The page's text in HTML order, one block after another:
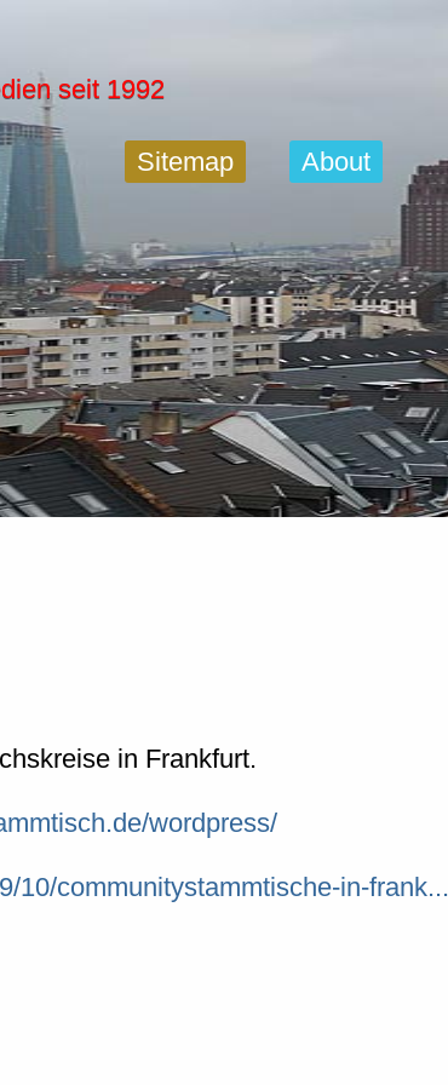
seit 1992
Sitemap About
in Frankfurt.
wordpress/
10/communitystammtische-in-frank...